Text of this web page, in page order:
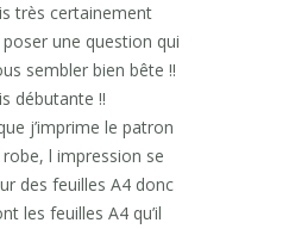
très certainement
une question qui
sembler bien bête !!
débutante !!
j’imprime le patron
robe, l impression se
des feuilles A4 donc
les feuilles A4 qu’il